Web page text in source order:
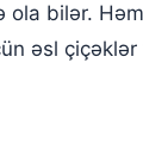
ola bilər.
əsl çiçəklər